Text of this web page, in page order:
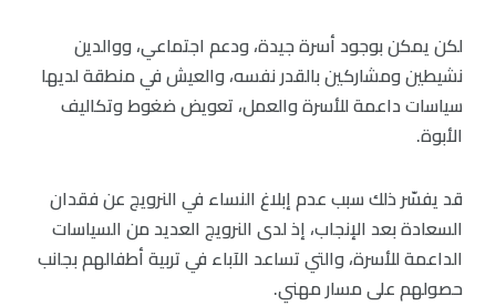
لكن يمكن بوجود أسرة جيدة، ودعم اجتماعي، ووالدين
نشيطين ومشاركين بالقدر نفسه، والعيش في منطقة لديها
سياسات داعمة للأسرة والعمل، تعويض ضغوط وتكاليف
الأبوة.
قد يفسّر ذلك سبب عدم إبلاغ النساء في النرويج عن فقدان
السعادة بعد الإنجاب، إذ لدى النرويج العديد من السياسات
الداعمة للأسرة، والتي تساعد الآباء في تربية أطفالهم بجانب
حصولهم على مسار مهني.